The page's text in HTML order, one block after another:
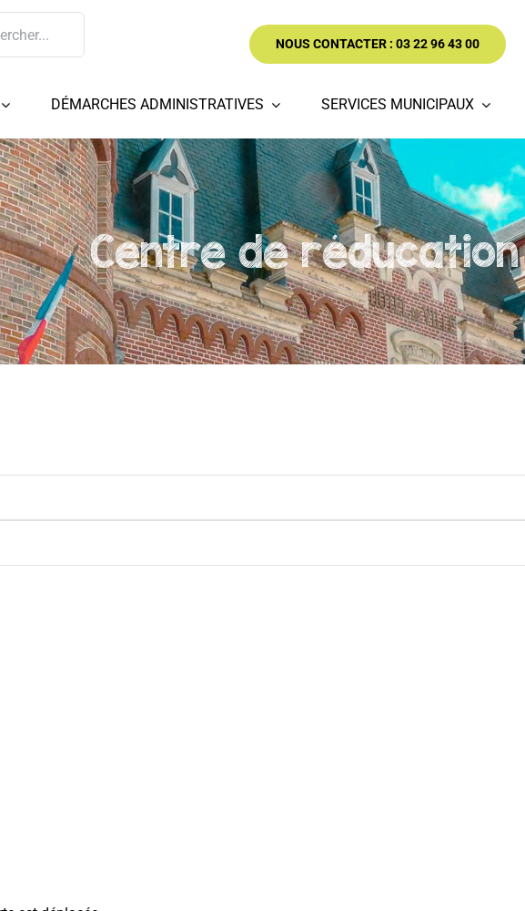
NOUS CONTACTER : 03 22 96 43 00
DÉMARCHES ADMINISTRATIVES SERVICES MUNICIPAUX
Centre de réducation